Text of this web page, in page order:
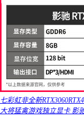
七彩虹非全新
大将猛禽游戏独立显卡 影